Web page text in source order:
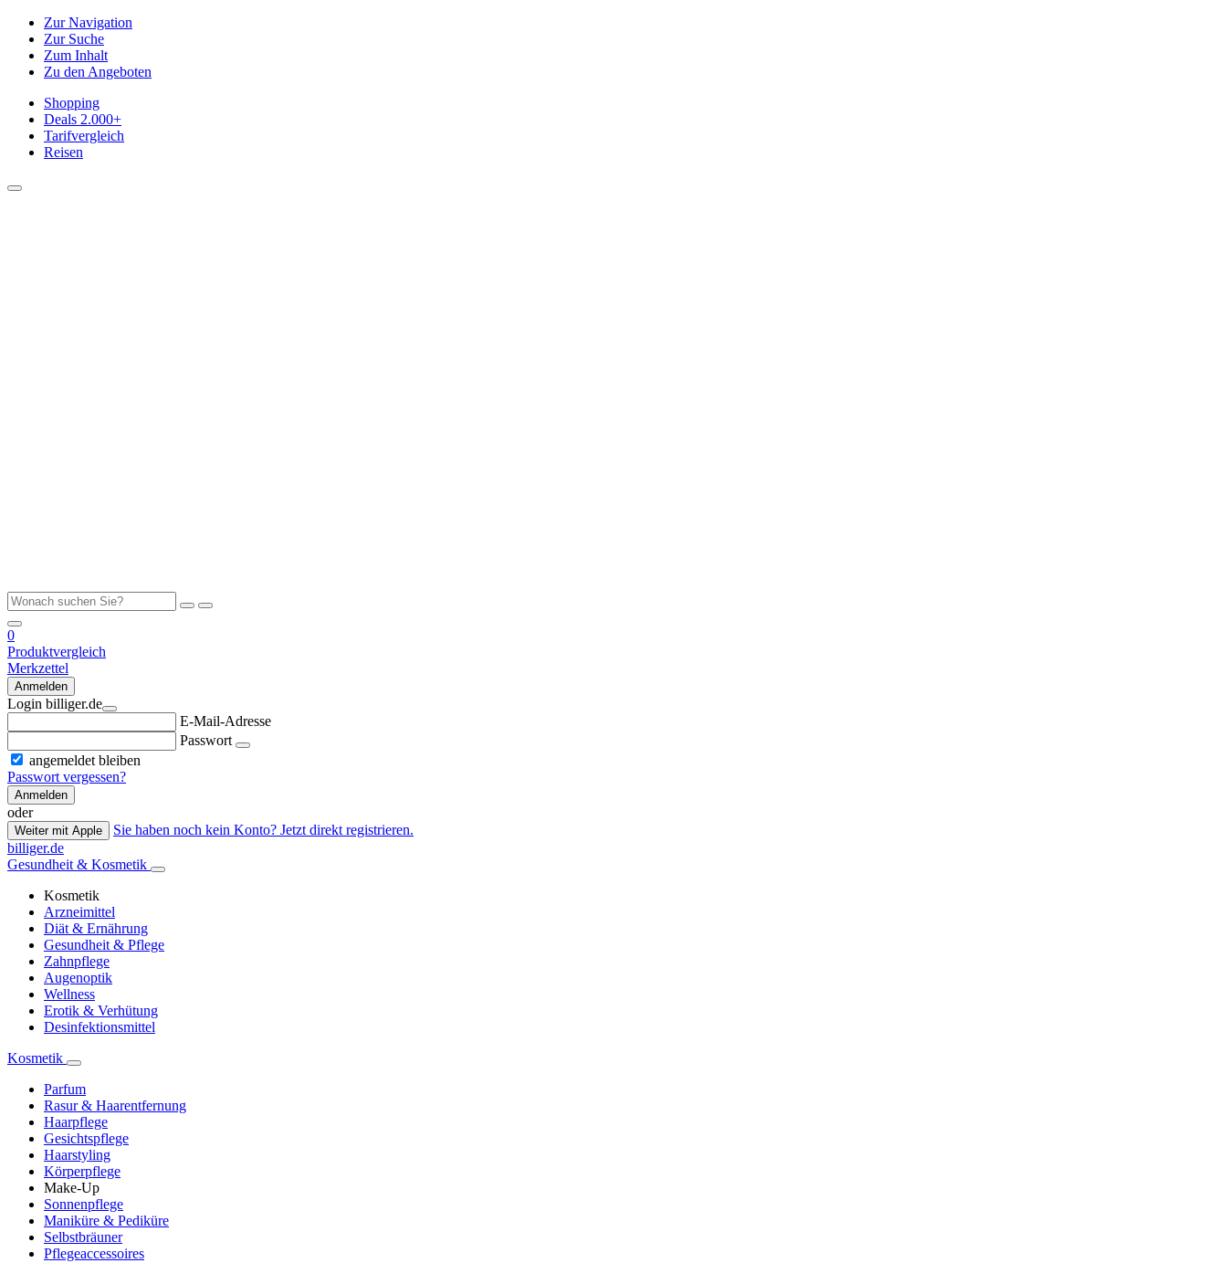
Zur Navigation
Zur Suche
Zum Inhalt
Zu den Angeboten
Shopping
Deals 2.000+
Tarifvergleich
Reisen
0
Produktvergleich
Merkzettel
Anmelden
Login billiger.de
E-Mail-Adresse
Passwort
angemeldet bleiben
Passwort vergessen?
Anmelden
oder
Weiter mit Apple
Sie haben noch kein Konto? Jetzt direkt registrieren.
billiger.de
Gesundheit & Kosmetik
Kosmetik
Arzneimittel
Diät & Ernährung
Gesundheit & Pflege
Zahnpflege
Augenoptik
Wellness
Erotik & Verhütung
Desinfektionsmittel
Kosmetik
Parfum
Rasur & Haarentfernung
Haarpflege
Gesichtspflege
Haarstyling
Körperpflege
Make-Up
Sonnenpflege
Maniküre & Pediküre
Selbstbräuner
Pflegeaccessoires